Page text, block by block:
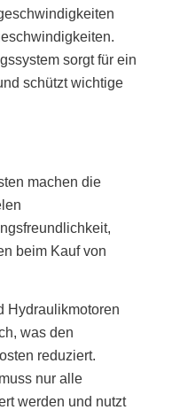
sorgt für ein
schützt wichtige
machen die
beim Kauf von
Hydraulikmotoren
was den
reduziert.
nur alle
werden und nutzt